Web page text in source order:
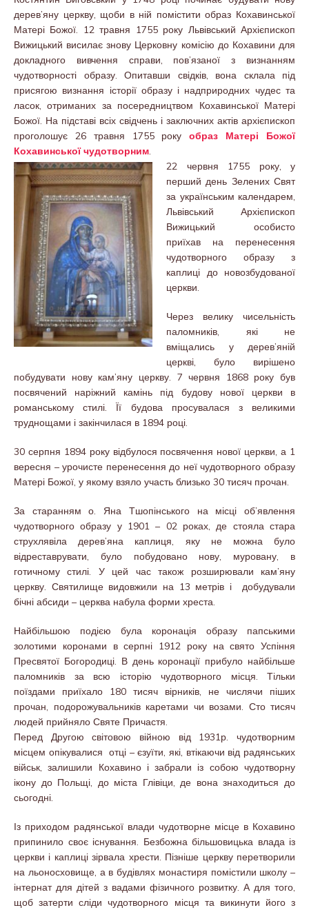
дерев’яну церкву, щоби в ній помістити образ Кохавинської
Матері Божої. 12 травня 1755 року Львівський Архієпископ
Вижицький висилає знову Церковну комісію до Кохавини для
докладного вивчення справи, пов’язаної з визнанням
чудотворності образу. Опитавши свідків, вона склала під
присягою визнання історії образу і надприродних чудес та
ласок, отриманих за посередництвом Кохавинської Матері
Божої. На підставі всіх свідчень і заключних актів архієпископ
проголошує 26 травня 1755 рокуобраз Матері Божої
Кохавинської чудотворним.
22 червня 1755 року, у
перший день Зелених Свят
за українським календарем,
Львівський Архієпископ
Вижицький особисто
приїхав на перенесення
чудотворного образу з
каплиці до новозбудованої
церкви.
Через велику чисельність
паломників, які не
вміщались у дерев’яній
церкві, було вирішено
побудувати нову кам’яну церкву. 7 червня 1868 року був
посвячений наріжний камінь під будову нової церкви в
романському стилі. Її будова просувалася з великими
труднощами і закінчилася в 1894 році.
30 серпня 1894 року відбулося посвячення нової церкви, а 1
вересня – урочисте перенесення до неї чудотворного образу
Матері Божої, у якому взяло участь близько 30 тисяч прочан.
За старанням о. Яна Тшопінського на місці об’явлення
чудотворного образу у 1901 – 02 роках, де стояла стара
струхлявіла дерев’яна каплиця, яку не можна було
відреставрувати, було побудовано нову, муровану, в
готичному стилі. У цей час також розширювали кам’яну
церкву. Святилище видовжили на 13 метрів і добудували
бічні абсиди – церква набула форми хреста.
Найбільшою подією була коронація образу папськими
золотими коронами в серпні 1912 року на свято Успіння
Пресвятої Богородиці. В день коронації прибуло найбільше
паломників за всю історію чудотворного місця. Тільки
поїздами приїхало 180 тисяч вірників, не числячи піших
прочан, подорожувальників каретами чи возами. Сто тисяч
людей прийняло Святе Причастя.
Перед Другою світовою війною від 1931р. чудотворним
місцем опікувалися отці – єзуїти, які, втікаючи від радянських
військ, залишили Кохавино і забрали із собою чудотворну
ікону до Польщі, до міста Глівіци, де вона знаходиться до
сьогодні.
Із приходом радянської влади чудотворне місце в Кохавино
припинило своє існування. Безбожна більшовицька влада із
церкви і каплиці зірвала хрести. Пізніше церкву перетворили
на льоносховище, а в будівлях монастиря помістили школу –
інтернат для дітей з вадами фізичного розвитку. А для того,
щоб затерти сліди чудотворного місця та викинути його з